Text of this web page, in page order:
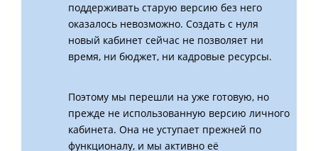
поддерживать старую версию без него
оказалось невозможно. Создать с нуля
новый кабинет сейчас не позволяет ни
время, ни бюджет, ни кадровые ресурсы.
Поэтому мы перешли на уже готовую, но
прежде не использованную версию личного
кабинета. Она не уступает прежней по
функционалу, и мы активно её